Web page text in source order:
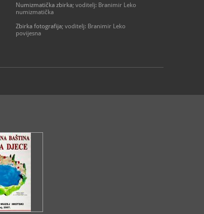
Izlošci Kulturno-povijesne zbirke prate razvoj grada
20. st. kada grad dosiže gospodarski napredak i
procvat građanskog života.
Etnografski postav posvećen je imotskom selu. Osim
uzgajale dudov svilac i kod kuće izrađivale svileni konac
djelatnost ovog kraja. Velik broj seoskih domaćinstava
uzgajao je duhan, u ovom kraju proizvodile su se i lule,
a budući da je i sama zgrada Muzeja dio industrijskog
kompleksa za obradu duhana, na jedinstveni se način
uklapa u priču o toj djelatnosti.
Muzej ima velik broj primjeraka novca iz antike,
srednjeg vijeka i doba Austro-Ugarske, ali oni nisu
izloženi.
Numizmatička zbirka; voditelj: Branimir Leko
numizmatička
Zbirka fotografija; voditelj: Branimir Leko
povijesna